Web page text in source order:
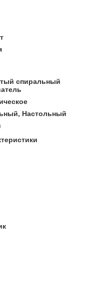
спиральный
Настольный